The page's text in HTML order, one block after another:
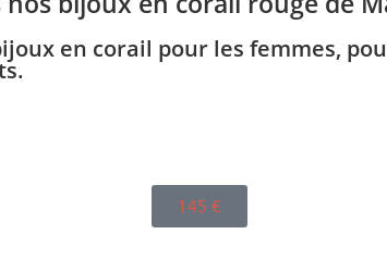
en corail pour les femmes,
145 €